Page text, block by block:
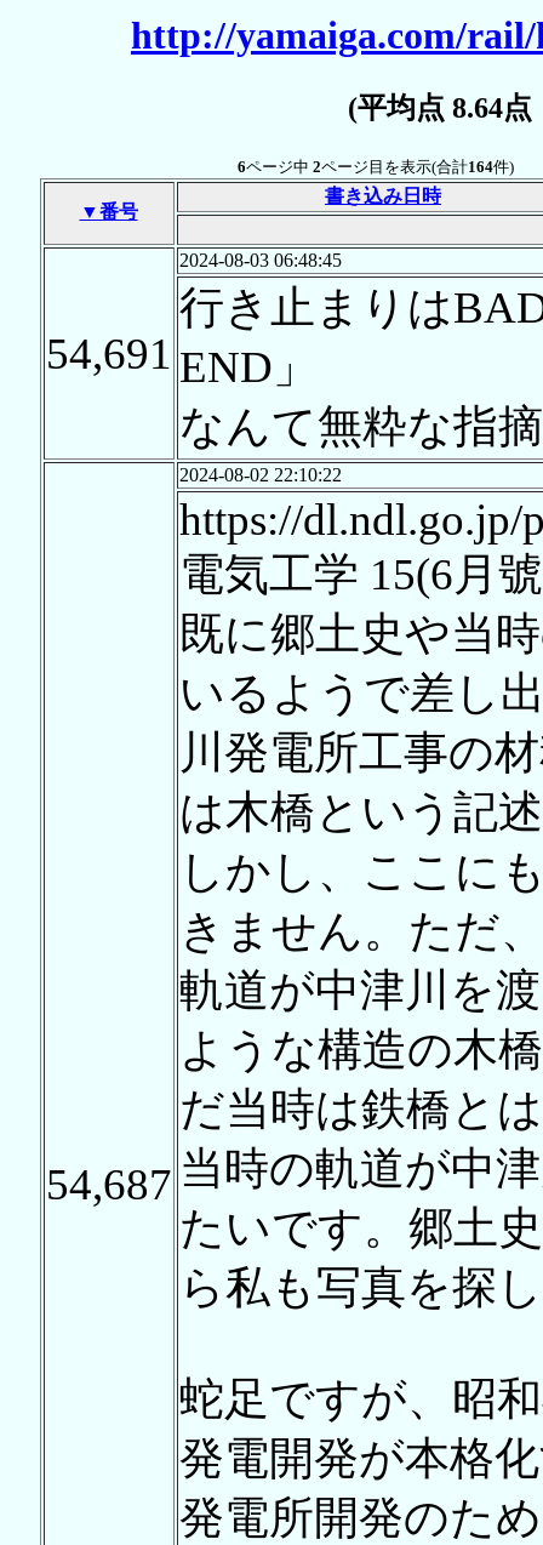
http://yamaiga.com/
(平均点 8.64
6ページ中 2ページ目を表示(合計164件)
▼番号
書き込み日時
54,691
2024-08-03 06:48:45
行き止まりは
END」
なんて無粋な指
54,687
2024-08-02 22:10:22
https://dl.ndl.go.jp/
電気工学 15(6月
既に郷土史や当
いるようで差し
川発電所工事の
は木橋という記
しかし、ここに
きません。ただ
軌道が中津川を
ような構造の木
だ当時は鉄橋と
当時の軌道が中
たいです。郷土
ら私も写真を探
蛇足ですが、昭
発電開発が本格
発電所開発のた